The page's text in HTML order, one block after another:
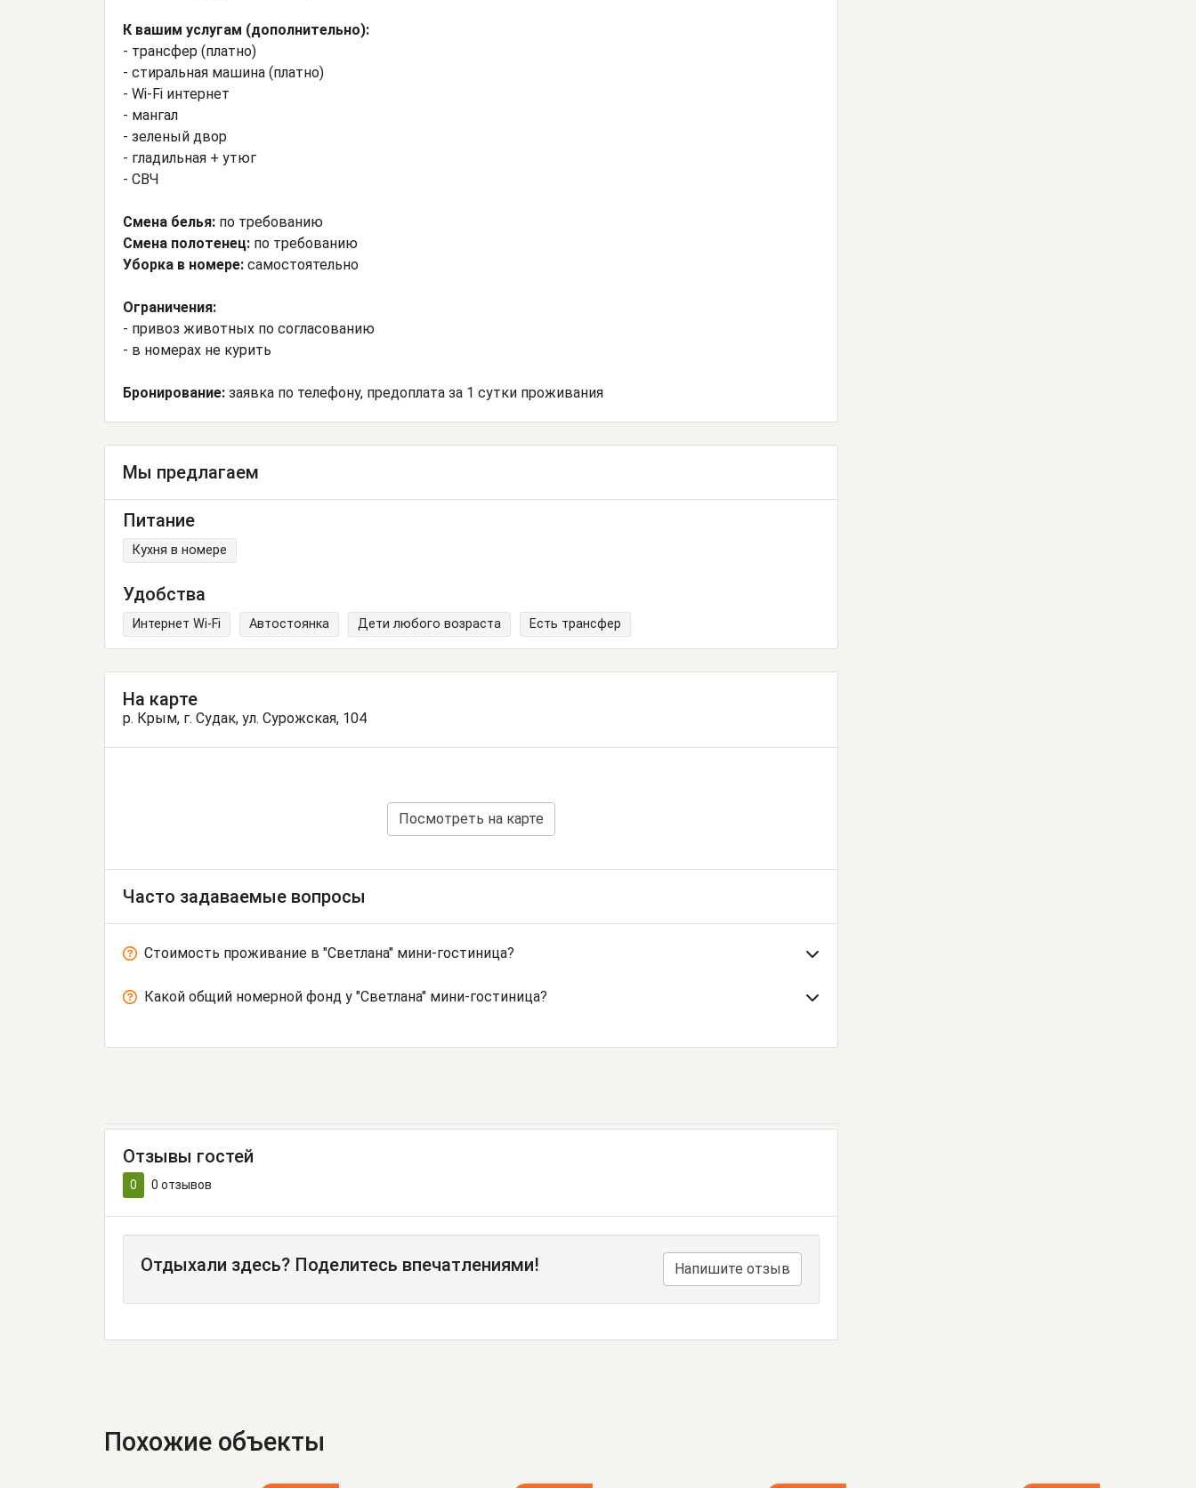
К вашим услугам (дополнительно):
- трансфер (платно)
- стиральная машина (платно)
- Wi-Fi интернет
- мангал
- зеленый двор
- гладильная + утюг
- СВЧ
Смена белья: по требованию
Смена полотенец: по требованию
Уборка в номере: самостоятельно
Ограничения:
- привоз животных по согласованию
- в номерах не курить
Бронирование: заявка по телефону, предоплата за 1 сутки проживания
Мы предлагаем
Питание
Кухня в номере
Удобства
Интернет Wi-Fi Автостоянка Дети любого возраста Есть трансфер
На карте
р. Крым, г. Судак, ул. Сурожская, 104
Посмотреть на карте
Часто задаваемые вопросы
Стоимость проживание в "Светлана" мини-гостиница?
Какой общий номерной фонд у "Светлана" мини-гостиница?
Отзывы гостей
0 0 отзывов
Отдыхали здесь? Поделитесь впечатлениями! Напишите отзыв
Похожие объекты